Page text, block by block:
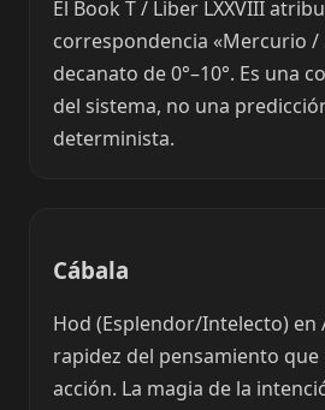
El Book T / Liber LXXVIII
correspondencia «Mercurio /
decanato de 0°–10°. Es una
del sistema, no una
determinista.
Cábala
Hod (Esplendor/Intelecto) en
rapidez del pensamiento que
acción. La magia de la